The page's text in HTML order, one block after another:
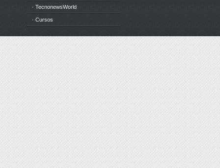
· TecnonewsWorld
· Cursos